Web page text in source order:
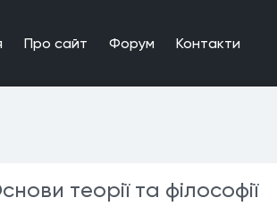
Про сайт Форум Контакти
теорії та філософії